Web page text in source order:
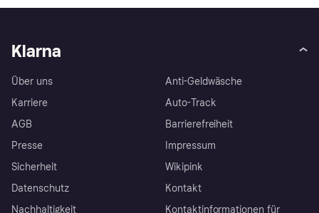
Klarna
Über uns
Karriere
AGB
Presse
Sicherheit
Datenschutz
Nachhaltigkeit
Anti-Geldwäsche
Auto-Track
Barrierefreiheit
Impressum
Wikipink
Kontakt
Kontaktinformationen für